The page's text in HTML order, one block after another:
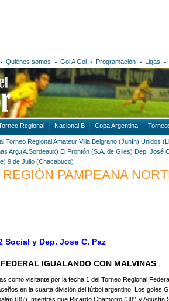
Quiénes somos Gol A Gol Programación Ligas
Regional Nacional B Copa Argentina
Torneo Regional Amateur Villa Belgrano (Junín) Unidos
Arg.(A.Sordeaux) El Frontón (S.A. de Giles) Dep. José
9 de Julio (Chacabuco)
PAMPEANA
y Dep. Jose C. Paz
IGUALANDO CON MALVINAS
como visitante por la fecha 1 del Torneo Regional
en la cuarta división del fútbol argentino. Los goles
(85'), mientras que Ricardo Chamorro (38') y Agustín